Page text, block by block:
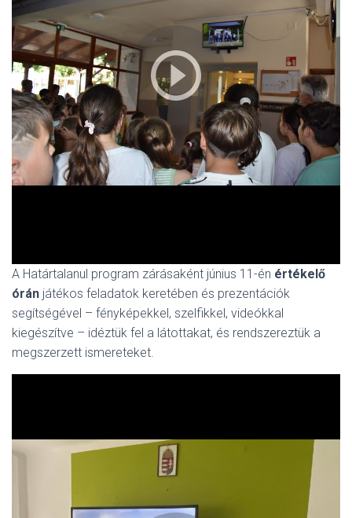
A Határtalanul program zárásaként június 11-én értékelő
órán játékos feladatok keretében és prezentációk
segítségével – fényképekkel, szelfikkel, videókkal
kiegészítve – idéztük fel a látottakat, és rendszereztük a
megszerzett ismereteket.